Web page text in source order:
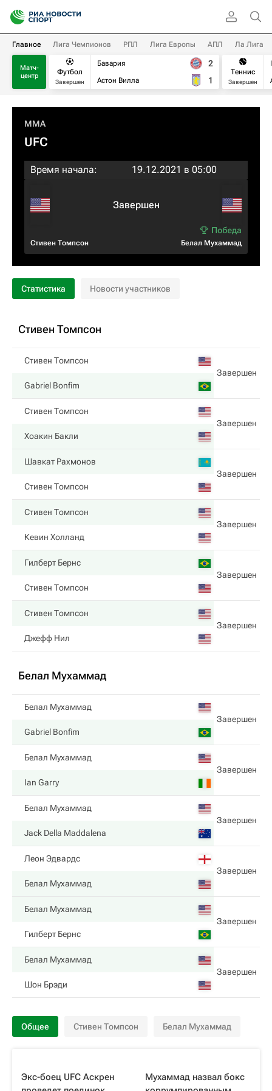
Главное Лига Чемпионов РПЛ Лига Европы АПЛ Ла Лига
Матч-
центр
Футбол
Завершен
Бавария
Астон Вилла
2
1
Теннис
Завершен
MMA
UFC
Время начала: 19.12.2021 в 05:00
Стивен Томпсон
Завершен
Белал Мухаммад
Статистика Новости участников
Стивен Томпсон
Стивен Томпсон
Завершен
Gabriel Bonfim
Стивен Томпсон
Завершен
Хоакин Бакли
Шавкат Рахмонов
Завершен
Стивен Томпсон
Стивен Томпсон
Завершен
Кевин Холланд
Гилберт Бернс
Завершен
Стивен Томпсон
Стивен Томпсон
Завершен
Джефф Нил
Белал Мухаммад
Белал Мухаммад
Завершен
Gabriel Bonfim
Белал Мухаммад
Завершен
Ian Garry
Белал Мухаммад
Завершен
Jack Della Maddalena
Леон Эдвардс
Завершен
Белал Мухаммад
Белал Мухаммад
Завершен
Гилберт Бернс
Белал Мухаммад
Завершен
Шон Брэди
Общее Стивен Томпсон Белал Мухаммад
Экс-боец UFC Аскрен
Мухаммад назвал бокс